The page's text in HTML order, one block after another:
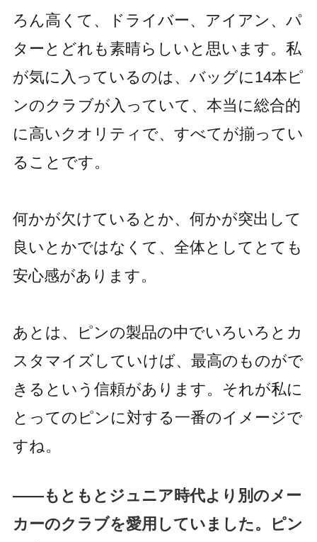
ろん高くて、ドライバー、アイアン、パ
ターとどれも素晴らしいと思います。私
が気に入っているのは、バッグに14本ピ
ンのクラブが入っていて、本当に総合的
に高いクオリティで、すべてが揃ってい
ることです。
何かが欠けているとか、何かが突出して
良いとかではなくて、全体としてとても
安心感があります。
あとは、ピンの製品の中でいろいろとカ
スタマイズしていけば、最高のものがで
きるという信頼があります。それが私に
とってのピンに対する一番のイメージで
すね。
――もともとジュニア時代より別のメー
カーのクラブを愛用していました。ピン